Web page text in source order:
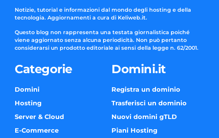
Notizie, tutorial e informazioni dal mondo degli hosting e della
tecnologia. Aggiornamenti a cura di Keliweb.it.
Questo blog non rappresenta una testata giornalistica poiché
viene aggiornato senza alcuna periodicità. Non può pertanto
considerarsi un prodotto editoriale ai sensi della legge n. 62/2001.
Categorie
Domini
Hosting
Server & Cloud
E-Commerce
Domini.it
Registra un dominio
Trasferisci un dominio
Nuovi domini gTLD
Piani Hosting